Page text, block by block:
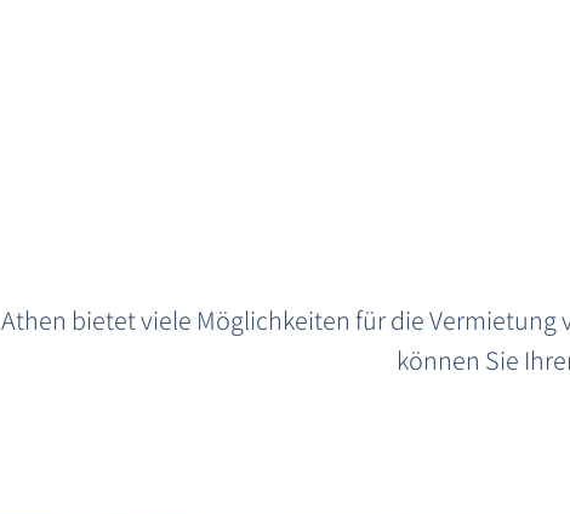
Athen bietet viele Möglichkeiten für die
können Sie